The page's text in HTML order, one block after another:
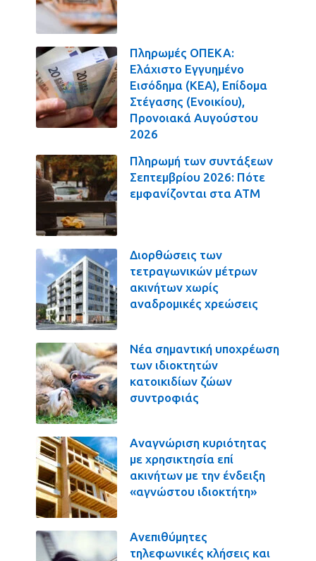
Πληρωμές ΟΠΕΚΑ:
Ελάχιστο Εγγυημένο
Εισόδημα (ΚΕΑ), Επίδομα
Στέγασης (Ενοικίου),
Προνοιακά Αυγούστου
2026
Πληρωμή των συντάξεων
Σεπτεμβρίου 2026: Πότε
εμφανίζονται στα ΑΤΜ
Διορθώσεις των
τετραγωνικών μέτρων
ακινήτων χωρίς
αναδρομικές χρεώσεις
Νέα σημαντική υποχρέωση
των ιδιοκτητών
κατοικιδίων ζώων
συντροφιάς
Αναγνώριση κυριότητας
με χρησικτησία επί
ακινήτων με την ένδειξη
«αγνώστου ιδιοκτήτη»
Ανεπιθύμητες
τηλεφωνικές κλήσεις και